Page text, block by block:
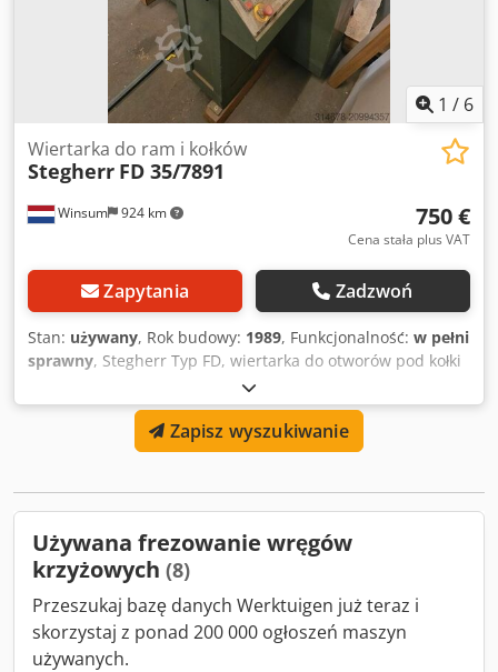
mm W zestawie 3 sztuki narzędzi frezarskich
1 / 6
Winsum 924 km
Wiertarka do ram i kołków
Stegherr FD 35/7891
750 €
Cena stała plus VAT
Zapytania Zadzwoń
Stan: używany, Rok budowy: 1989, Funkcjonalność: w pełni
sprawny, Stegherr Typ FD, wiertarka do otworów pod kołki
w ramach okiennych — przeznaczona do precyzyjnego
wiercenia otworów pod kołki w drewnianych profilach
okiennych. Profesjonalna maszyna FP do frezowania,
wiercenia i obróbki drewnianych ram, okien i drzwi. Cedpfx
Odpowiednia do precyzyjnych prac (łączenia narożne,
regulacji W pełni sprawna. Solidna metalowa obudowa
Idealna do zakładów stolarskich lub stolarzy ceniących
precyzję pracy. W stanie używanym.
Zapisz wyszukiwanie
Używana frezowanie wręgów
krzyżowych (8)
Przeszukaj bazę danych Werktuigen już teraz i
skorzystaj z ponad 200 000 ogłoszeń maszyn
używanych.